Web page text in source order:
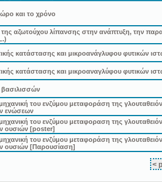
και το χρόνο
αζωτούχου λίπανσης στην ανάπτυξη, την
κατάστασης και μικροανάγλυφου φυτικών
κατάστασης και μικροαναγλύφου φυτικών
βασιλισσών
του ενζύμου μεταφοράση της
ενώσεων
του ενζύμου μεταφοραση της
ουσιών [poster]
του ενζύμου μεταφοράση της
ουσιών [Παρουσίαση]
<